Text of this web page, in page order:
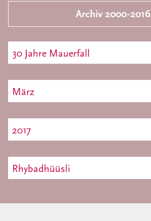
Archiv 2000-2016
30 Jahre Mauerfall
März
2017
Rhybadhüüsli